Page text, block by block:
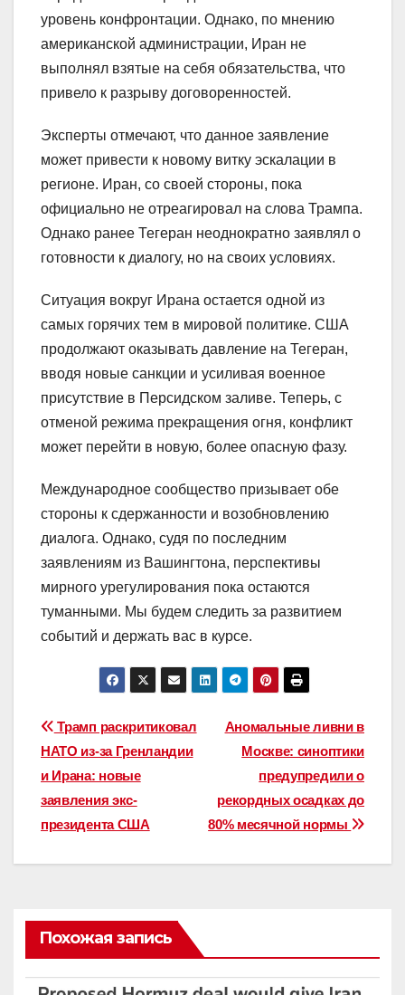
уровень конфронтации. Однако, по мнению
американской администрации, Иран не
выполнял взятые на себя обязательства, что
привело к разрыву договоренностей.
Эксперты отмечают, что данное заявление
может привести к новому витку эскалации в
регионе. Иран, со своей стороны, пока
официально не отреагировал на слова Трампа.
Однако ранее Тегеран неоднократно заявлял о
готовности к диалогу, но на своих условиях.
Ситуация вокруг Ирана остается одной из
самых горячих тем в мировой политике. США
продолжают оказывать давление на Тегеран,
вводя новые санкции и усиливая военное
присутствие в Персидском заливе. Теперь, с
отменой режима прекращения огня, конфликт
может перейти в новую, более опасную фазу.
Международное сообщество призывает обе
стороны к сдержанности и возобновлению
диалога. Однако, судя по последним
заявлениям из Вашингтона, перспективы
мирного урегулирования пока остаются
туманными. Мы будем следить за развитием
событий и держать вас в курсе.
Навигация
по
записям
Аномальные ливни в
Москве: синоптики
предупредили о
рекордных осадках до
80% месячной нормы
Трамп раскритиковал
НАТО из-за Гренландии
и Ирана: новые
заявления экс-
президента США
Похожая запись